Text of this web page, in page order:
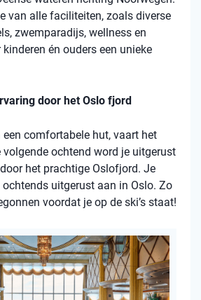
van alle faciliteiten, zoals diverse
zwemparadijs, wellness en
én ouders een unieke
door het Oslo fjord
comfortabele hut, vaart het
volgende ochtend word je uitgerust
het prachtige Oslofjord. Je
ochtends uitgerust aan in Oslo. Zo
voordat je op de ski’s staat!